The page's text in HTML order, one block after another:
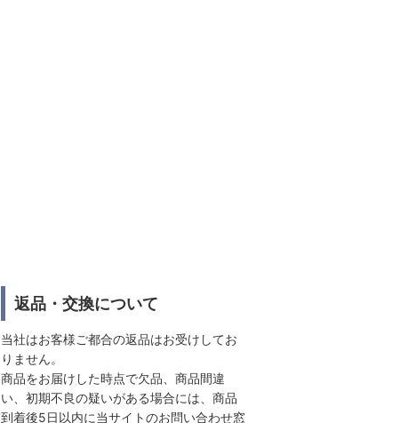
返品・交換について
当社はお客様ご都合の返品はお受けしてお
りません。
商品をお届けした時点で欠品、商品間違
い、初期不良の疑いがある場合には、商品
到着後5日以内に当サイトのお問い合わせ窓